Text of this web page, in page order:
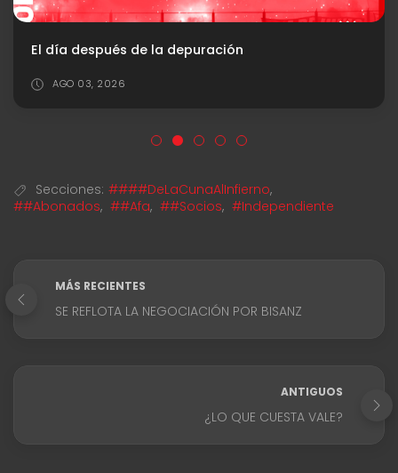
El día después de la depuración
AGO 03, 2026
Secciones: ####DeLaCunaAlInfierno,
##Abonados, ##Afa, ##Socios, #Independiente
MÁS RECIENTES
SE REFLOTA LA NEGOCIACIÓN POR BISANZ
ANTIGUOS
¿LO QUE CUESTA VALE?